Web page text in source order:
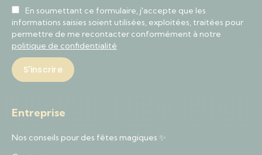
En soumettant ce formulaire, j'accepte que les
informations saisies soient utilisées, exploitées, traitées pour
permettre de me recontacter conformément à notre
politique de confidentialité
Entreprise
Nos conseils pour des fêtes magiques ✨